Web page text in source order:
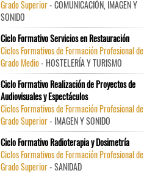
Grado Superior- COMUNICACIÓN, IMAGEN Y
SONIDO
Ciclo Formativo Servicios en Restauración
Ciclos Formativos de Formación Profesional de
Grado Medio- HOSTELERÍA Y TURISMO
Ciclo Formativo Realización de Proyectos de
Audiovisuales y Espectáculos
Ciclos Formativos de Formación Profesional de
Grado Superior- IMAGEN Y SONIDO
Ciclo Formativo Radioterapia y Dosimetría
Ciclos Formativos de Formación Profesional de
Grado Superior- SANIDAD